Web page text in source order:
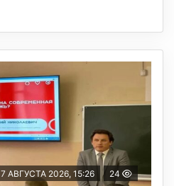
7 АВГУСТА 2026, 15:26 24